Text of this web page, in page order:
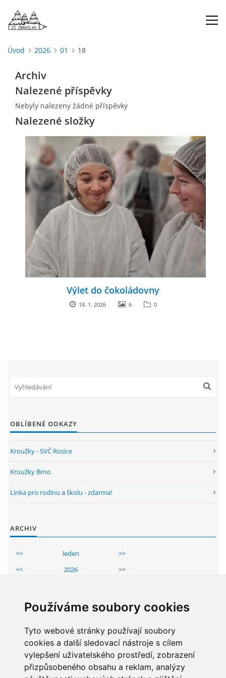
Používáme soubory cookies
Tyto webové stránky používají soubory
cookies a další sledovací nástroje s cílem
vylepšení uživatelského prostředí, zobrazení
přizpůsobeného obsahu a reklam, analýzy
O NÁS
ŠKOLNÍ ROK
DOKUMENTY
ŠKOLSKÁ RADA
ENVIRONMENTÁLNÍ VÝCHOVA
FOTOALBUM
NAŠE ÚSPĚCHY
PŘEDŠKOLÁCI
REZERVAČNÍ SYSTÉM SPORTOVNÍ HALY
NEPOTŘEBNÝ MAJETEK
NAUČNÁ STEZKA ZBRASLAV
Úvod 2026 01 18
Archiv
Nalezené příspěvky
Nebyly nalezeny žádné příspěvky
Nalezené složky
Výlet do čokoládovny
18. 1. 2026 6 0
OBLÍBENÉ ODKAZY
Kroužky - SVČ Rosice
Kroužky Brno
Linka pro rodinu a školu - zdarma!
ARCHIV
<< leden
>>
<<
2026
>>
6 7 8 9 10
11
13 14 15 16 17
18
20 21 22 23 24
25
27 29 31